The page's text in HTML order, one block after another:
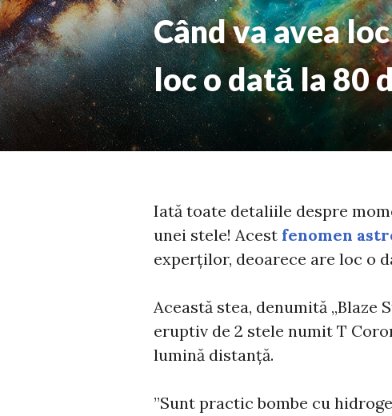
Când va avea
loc o dată la 80
Iată toate detaliile despre
unei stele! Acest fenomen
experților, deoarece are loc o
Această stea, denumită
eruptiv de 2 stele numit T
lumină distanță.
”Sunt practic bombe cu